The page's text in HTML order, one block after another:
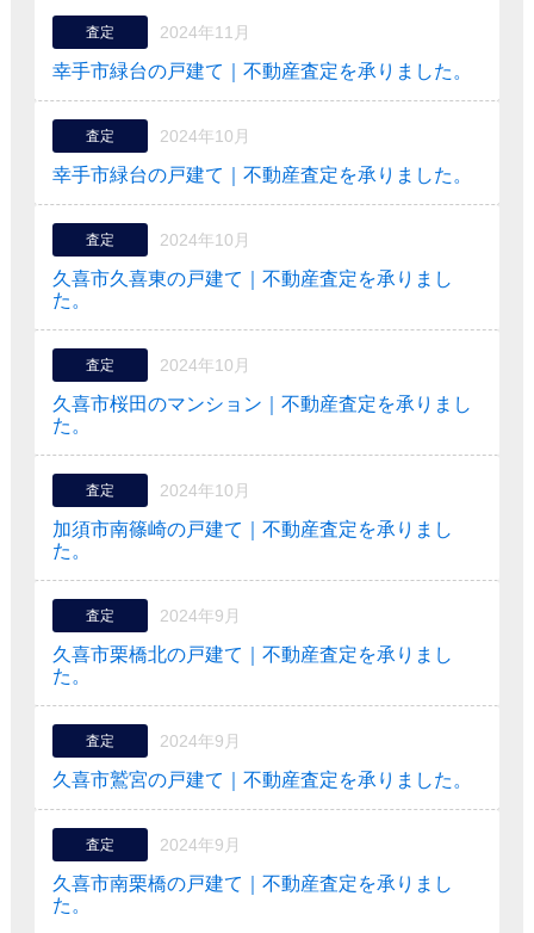
査定 2024年11月
幸手市緑台の戸建て｜不動産査定を承りました。
査定 2024年10月
幸手市緑台の戸建て｜不動産査定を承りました。
査定 2024年10月
久喜市久喜東の戸建て｜不動産査定を承りまし
た。
査定 2024年10月
久喜市桜田のマンション｜不動産査定を承りまし
た。
査定 2024年10月
加須市南篠崎の戸建て｜不動産査定を承りまし
た。
査定 2024年9月
久喜市栗橋北の戸建て｜不動産査定を承りまし
た。
査定 2024年9月
久喜市鷲宮の戸建て｜不動産査定を承りました。
査定 2024年9月
久喜市南栗橋の戸建て｜不動産査定を承りまし
た。